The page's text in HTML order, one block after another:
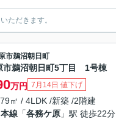
ただきます。
市鵜沼朝日町
市鵜沼朝日町5丁目 1号棟
万円 7月14日 値下げ
㎡ / 4LDK /新築 /2階建
線 「各務ケ原 」駅 徒歩22分